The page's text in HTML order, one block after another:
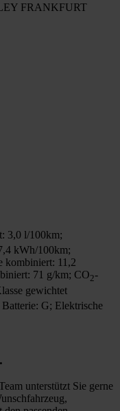
FRANKFURT
3,0 l/100km;
kWh/100km;
kombiniert: 11,2
71 g/km; CO2-
gewichtet
G; Elektrische
unterstützt Sie gerne